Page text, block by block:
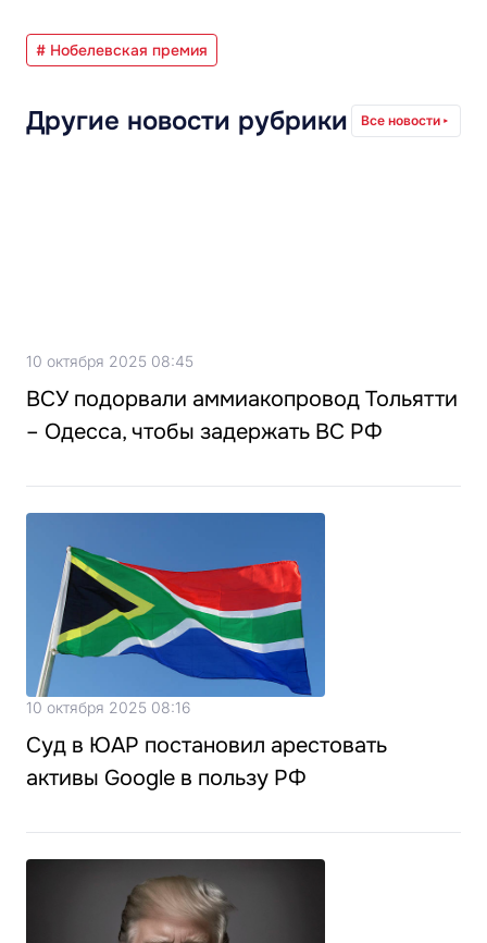
# Нобелевская премия
Другие новости рубрики Все новости
10 октября 2025 08:45
ВСУ подорвали аммиакопровод Тольятти
– Одесса, чтобы задержать ВС РФ
10 октября 2025 08:16
Суд в ЮАР постановил арестовать
активы Google в пользу РФ